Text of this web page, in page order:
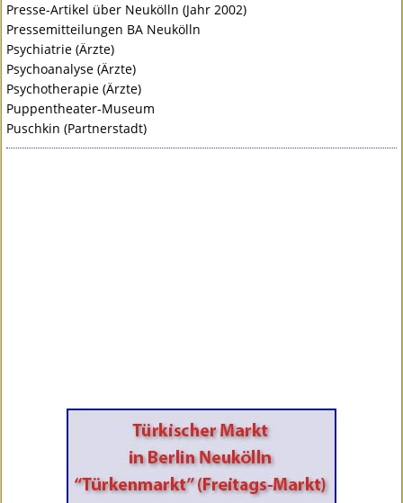
Presse-Artikel über Neukölln (Jahr 2002)
Pressemitteilungen BA Neukölln
Psychiatrie (Ärzte)
Psychoanalyse (Ärzte)
Psychotherapie (Ärzte)
Puppentheater-Museum
Puschkin (Partnerstadt)